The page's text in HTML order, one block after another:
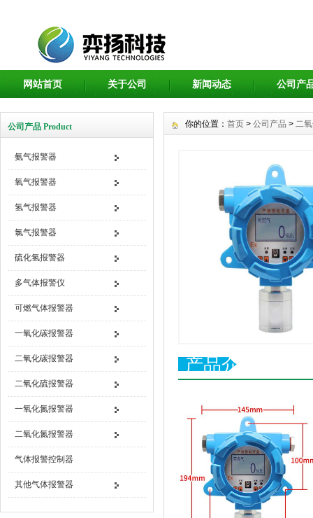
网站首页 关于公司 新闻动态 公司产
公司产品 Product
氨气报警器
氧气报警器
氢气报警器
氯气报警器
硫化氢报警器
多气体报警仪
可燃气体报警器
一氧化碳报警器
二氧化碳报警器
二氧化硫报警器
一氧化氮报警器
二氧化氮报警器
气体报警控制器
其他气体报警器
你的位置： 首页 > 公司产品 > 二
产品介绍